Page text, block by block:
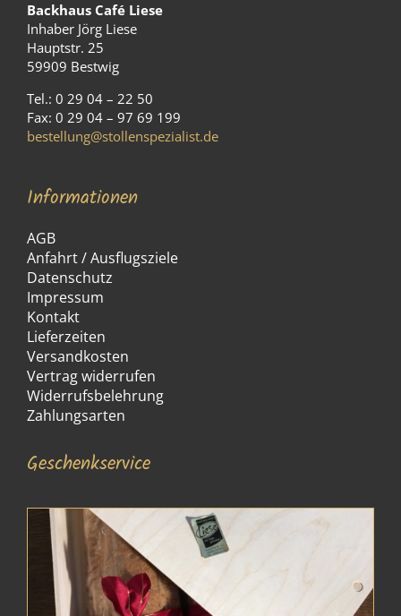
Backhaus Café Liese
Inhaber Jörg Liese
Hauptstr. 25
59909 Bestwig
Tel.: 0 29 04 – 22 50
Fax: 0 29 04 – 97 69 199
bestellung@stollenspezialist.de
Informationen
AGB
Anfahrt / Ausflugsziele
Datenschutz
Impressum
Kontakt
Lieferzeiten
Versandkosten
Vertrag widerrufen
Widerrufsbelehrung
Zahlungsarten
Geschenkservice